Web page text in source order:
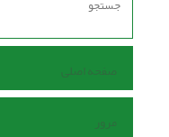
صفحه اصلی
مرور